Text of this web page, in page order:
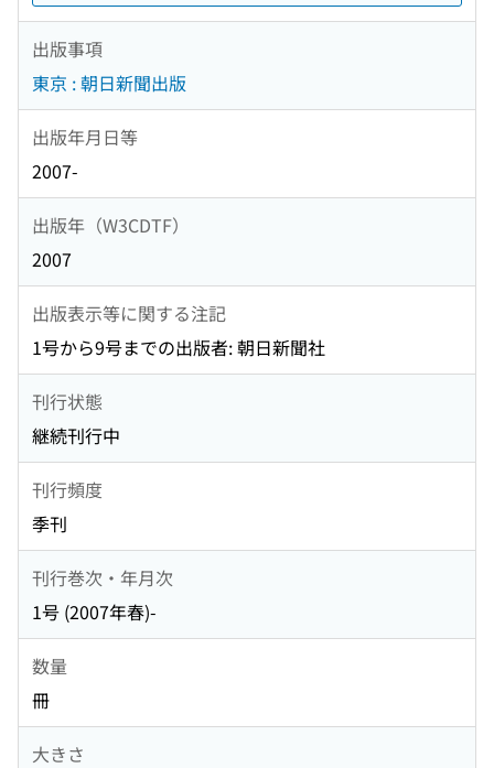
出版事項
東京 : 朝日新聞出版
出版年月日等
2007-
出版年（W3CDTF）
2007
出版表示等に関する注記
1号から9号までの出版者: 朝日新聞社
刊行状態
継続刊行中
刊行頻度
季刊
刊行巻次・年月次
1号 (2007年春)-
数量
冊
大きさ